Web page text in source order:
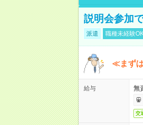
説明会参加
派遣 職種未経験
≪まず
給与 無
交